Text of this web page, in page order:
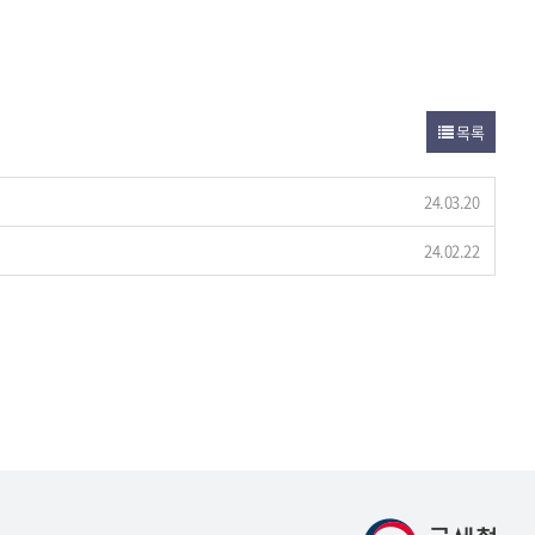
목록
24.03.20
24.02.22